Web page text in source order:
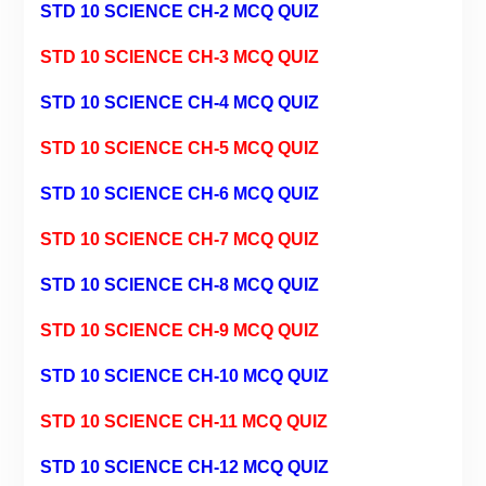
STD 10 SCIENCE CH-2 MCQ QUIZ
STD 10 SCIENCE CH-3 MCQ QUIZ
STD 10 SCIENCE CH-4 MCQ QUIZ
STD 10 SCIENCE CH-5 MCQ QUIZ
STD 10 SCIENCE CH-6 MCQ QUIZ
STD 10 SCIENCE CH-7 MCQ QUIZ
STD 10 SCIENCE CH-8 MCQ QUIZ
STD 10 SCIENCE CH-9 MCQ QUIZ
STD 10 SCIENCE CH-10 MCQ QUIZ
STD 10 SCIENCE CH-11 MCQ QUIZ
STD 10 SCIENCE CH-12 MCQ QUIZ